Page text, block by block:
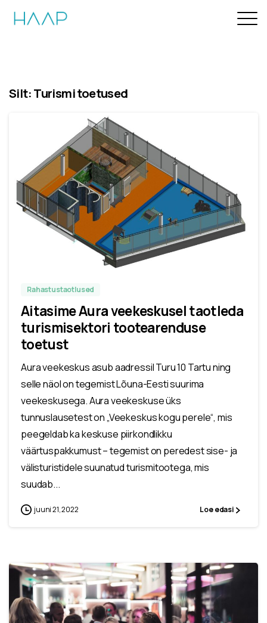
Silt:Turismi toetused
Rahastustaotlused
Aitasime Aura veekeskusel taotleda
turismisektori tootearenduse
toetust
Aura veekeskus asub aadressil Turu 10 Tartu ning
selle näol on tegemist Lõuna-Eesti suurima
veekeskusega. Aura veekeskuse üks
tunnuslausetest on „Veekeskus kogu perele“, mis
peegeldab ka keskuse piirkondlikku
väärtuspakkumust – tegemist on peredest sise- ja
välisturistidele suunatud turismitootega, mis
suudab...
juuni 21, 2022 Loe edasi